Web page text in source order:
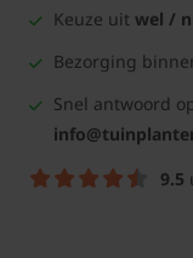
Keuze uit wel /
Bezorging
Snel antwoord
9.5